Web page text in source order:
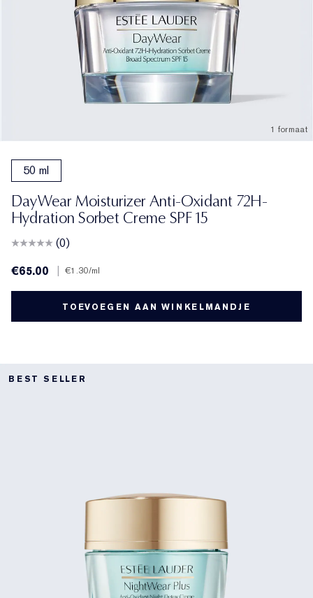
1 formaat
50 ml
DayWear Moisturizer Anti-Oxidant 72H-
Hydration Sorbet Creme SPF 15
(0)
€65.00
€1.30/ml
TOEVOEGEN AAN WINKELMANDJE
BEST SELLER